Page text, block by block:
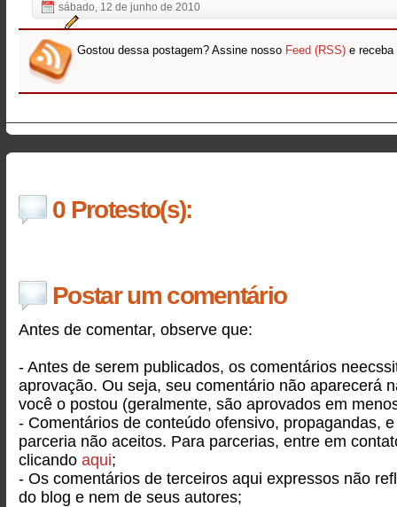
sábado, 12 de junho de 2010
Gostou dessa postagem? Assine nosso Feed (RSS) e
0 Protesto(s):
Postar um comentário
Antes de comentar, observe que:
- Antes de serem publicados, os comentários
aprovação. Ou seja, seu comentário não aparecerá
você o postou (geralmente, são aprovados em
- Comentários de conteúdo ofensivo, propagandas,
parceria não aceitos. Para parcerias, entre em
clicando aqui;
- Os comentários de terceiros aqui expressos não
do blog e nem de seus autores;